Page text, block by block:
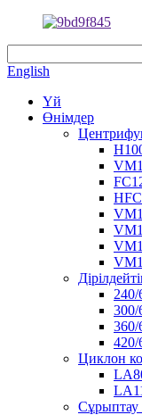
English
Үй
Өнімдер
300/
360/
420/
Циклон
Сұрыптау